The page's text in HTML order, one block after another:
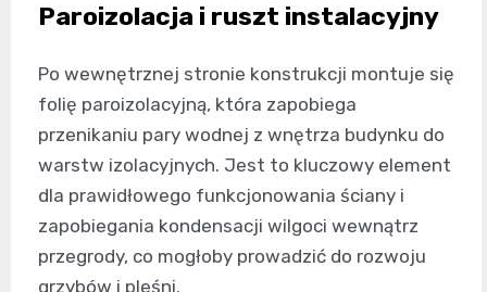
Paroizolacja i ruszt instalacyjny
Po wewnętrznej stronie konstrukcji montuje się
folię paroizolacyjną, która zapobiega
przenikaniu pary wodnej z wnętrza budynku do
warstw izolacyjnych. Jest to kluczowy element
dla prawidłowego funkcjonowania ściany i
zapobiegania kondensacji wilgoci wewnątrz
przegrody, co mogłoby prowadzić do rozwoju
grzybów i pleśni.